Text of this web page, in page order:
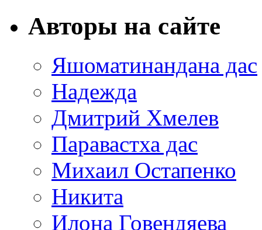
Авторы на сайте
Яшоматинандана дас
Надежда
Дмитрий Хмелев
Паравастха дас
Михаил Остапенко
Никита
Илона Говендяева